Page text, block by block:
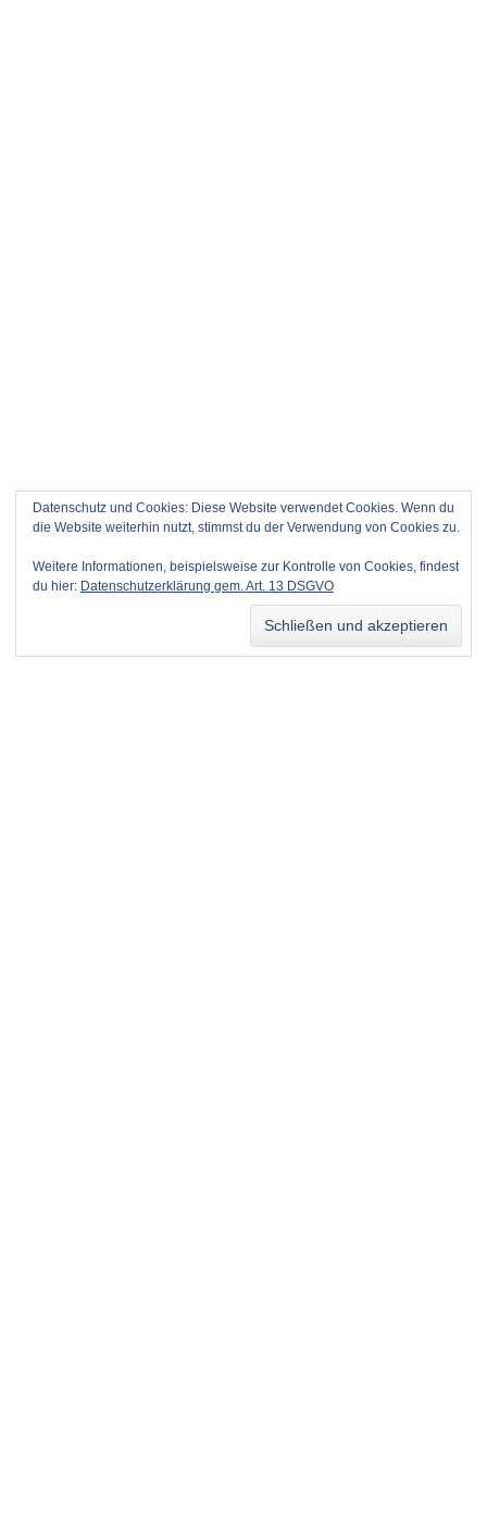
Datenschutz und Cookies: Diese Website verwendet Cookies. Wenn du
die Website weiterhin nutzt, stimmst du der Verwendung von Cookies zu.
Weitere Informationen, beispielsweise zur Kontrolle von Cookies, findest
du hier: Datenschutzerklärung gem. Art. 13 DSGVO